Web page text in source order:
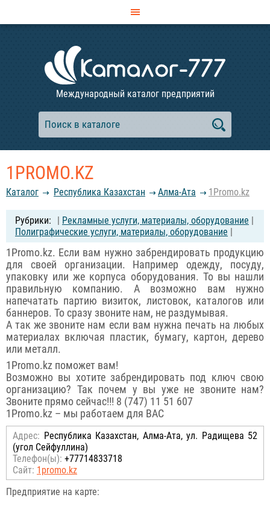
Международный каталог предприятий
1PROMO.KZ
Каталог Республика Казахстан Алма-Ата 1Promo.kz
| Рекламные услуги, материалы, оборудование |
Полиграфические услуги, материалы, оборудование |
1Promo.kz. Если вам нужно забрендировать продукцию
для своей организации. Например одежду, посуду,
упаковку или же корпуса оборудования. То вы нашли
правильную компанию. А возможно вам нужно
напечатать партию визиток, листовок, каталогов или
баннеров. То сразу звоните нам, не раздумывая.
А так же звоните нам если вам нужна печать на любых
материалах включая пластик, бумагу, картон, дерево
или металл.
1Promo.kz поможет вам!
Возможно вы хотите забрендировать под ключ свою
организацию? Так почем у вы уже не звоните нам?
Звоните прямо сейчас!!! 8 (747) 11 51 607
1Promo.kz – мы работаем для ВАС
Адрес: Республика Казахстан, Алма-Ата, ул. Радищева 52
(угол Сейфуллина)
Телефон(ы): +77714833718
Сайт: 1promo.kz
Предприятие на карте: